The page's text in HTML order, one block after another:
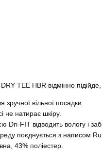
TEE HBR відмінно
зручної вільної посадки.
не натирає шкіру.
Dri-FIT відводить вологу і
поєднується з написом
43% поліестер.